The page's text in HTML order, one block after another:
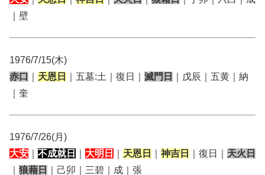
｜壁
1976/7/15(木)
赤口
天恩日 ｜五墓:土｜復日｜ 滅門日
｜戊辰｜五黄｜納
｜奎
1976/7/26(月)
大安
不成就日 大明日 天恩日 神吉日 ｜復日｜ 天火日
狼藉日 ｜己卯｜三碧｜成｜張